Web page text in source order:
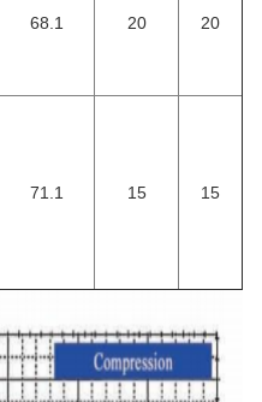
68.1 20 20
71.1 15 15